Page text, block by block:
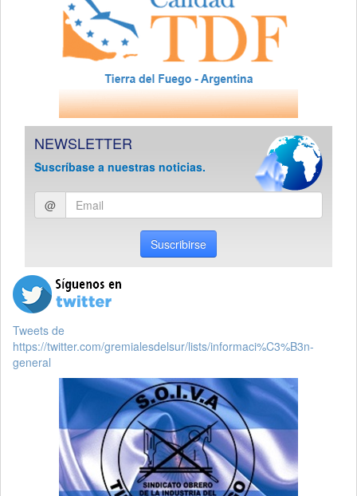
NEWSLETTER
Suscríbase a nuestras noticias.
Ingresar
email
@
Suscribirse
Tweets de
https://twitter.com/gremialesdelsur/lists/informaci%C3%B3n-
general